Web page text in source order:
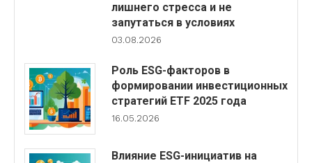
лишнего стресса и не
запутаться в условиях
03.08.2026
Роль ESG-факторов в
формировании инвестиционных
стратегий ETF 2025 года
16.05.2026
Влияние ESG-инициатив на